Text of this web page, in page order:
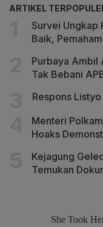
ARTIKEL
Survei Ungkap
Baik,
Purbaya Ambil
Tak Bebani
Respons
Menteri
Hoaks
Kejagung
Temukan